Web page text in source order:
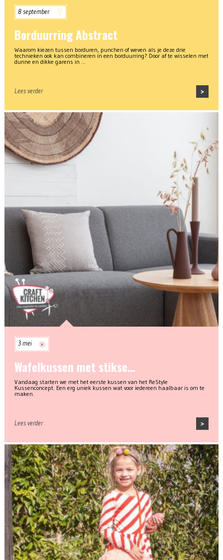
8 september
Borduurring Abstract
Waarom kiezen tussen borduren, punchen of weven als je deze drie
technieken ook kan combineren in een borduurring? Door af te wisselen met
dunne en dikke garens in …
Lees verder
3 mei
Wafelkussen met stikse…
Vandaag starten we met het eerste kussen van het ReStyle
Kussenconcept. Een erg uniek kussen wat voor iedereen haalbaar is om te
maken.
Lees verder